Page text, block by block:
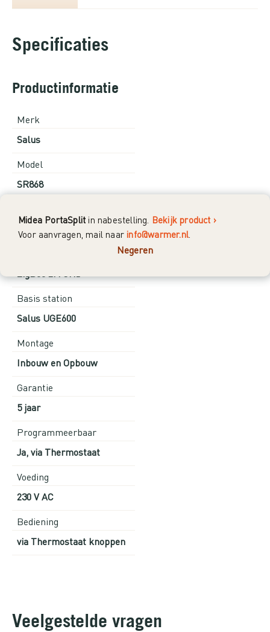
Midea PortaSplit in nabestelling. Bekijk product ›
Voor aanvragen, mail naarinfo@warmer.nl
Negeren
Specificaties
Productinformatie
Merk
Salus
Model
SR868
Ontvanger
ZigBee 2.4 GHz
Basis station
Salus UGE600
Montage
Inbouw en Opbouw
Garantie
5 jaar
Programmeerbaar
Ja, via Thermostaat
Voeding
230 V AC
Bediening
via Thermostaat knoppen
Veelgestelde vragen